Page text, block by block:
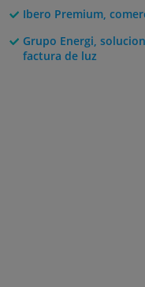
Ibero Premium,
Grupo Energi,
factura de luz